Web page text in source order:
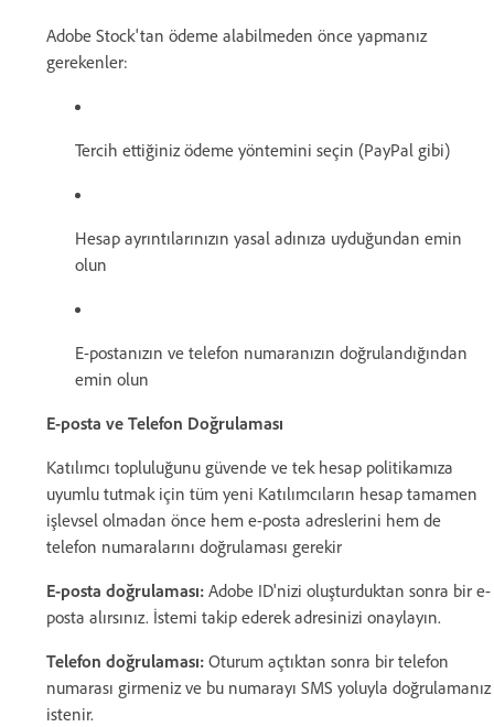
Adobe Stock'tan ödeme alabilmeden önce yapmanız
gerekenler:
Tercih ettiğiniz ödeme yöntemini seçin (PayPal gibi)
Hesap ayrıntılarınızın yasal adınıza uyduğundan emin
olun
E-postanızın ve telefon numaranızın doğrulandığından
emin olun
E-posta ve Telefon Doğrulaması
Katılımcı topluluğunu güvende ve tek hesap politikamıza
uyumlu tutmak için tüm yeni Katılımcıların hesap tamamen
işlevsel olmadan önce hem e-posta adreslerini hem de
telefon numaralarını doğrulaması gerekir
E-posta doğrulaması: Adobe ID'nizi oluşturduktan sonra bir e-
posta alırsınız. İstemi takip ederek adresinizi onaylayın.
Telefon doğrulaması: Oturum açtıktan sonra bir telefon
numarası girmeniz ve bu numarayı SMS yoluyla doğrulamanız
istenir.